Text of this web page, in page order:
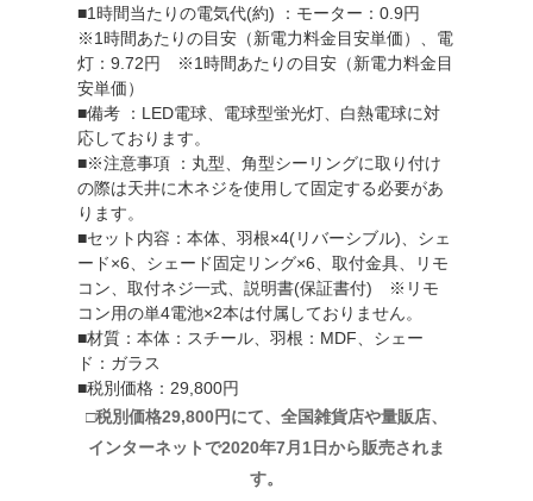
■1時間当たりの電気代(約) ：モーター：0.9円
※1時間あたりの目安（新電力料金目安単価）、電
灯：9.72円 ※1時間あたりの目安（新電力料金目
安単価）
■備考 ：LED電球、電球型蛍光灯、白熱電球に対
応しております。
■※注意事項 ：丸型、角型シーリングに取り付け
の際は天井に木ネジを使用して固定する必要があ
ります。
■セット内容：本体、羽根×4(リバーシブル)、シェ
ード×6、シェード固定リング×6、取付金具、リモ
コン、取付ネジ一式、説明書(保証書付) ※リモ
コン用の単4電池×2本は付属しておりません。
■材質：本体：スチール、羽根：MDF、シェー
ド：ガラス
■税別価格：29,800円
□税別価格29,800円にて、全国雑貨店や量販店、
インターネットで2020年7月1日から販売されま
す。